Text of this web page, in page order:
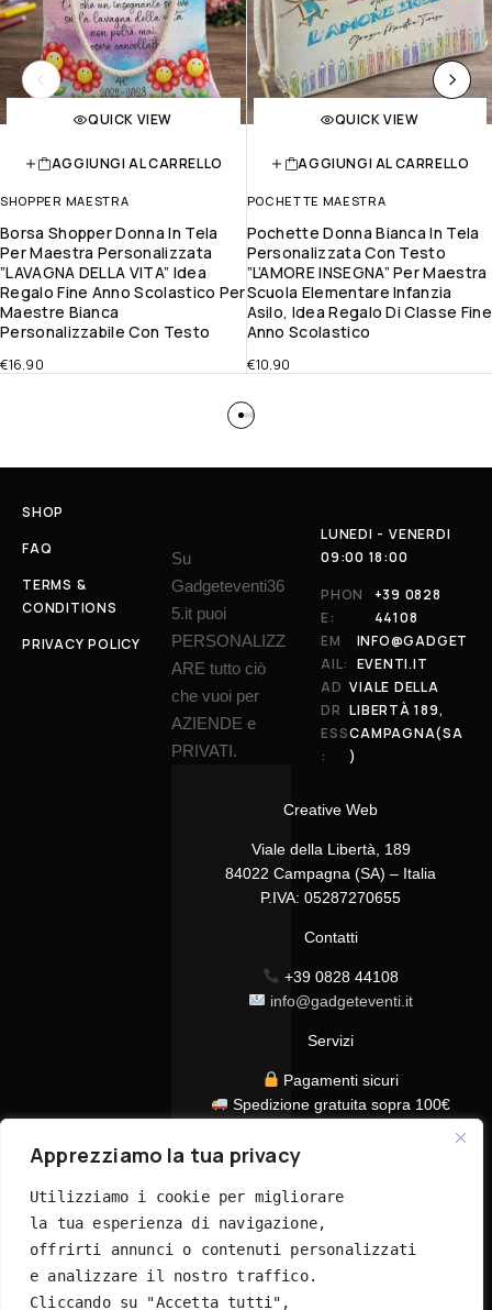
Apprezziamo la tua privacy
Utilizziamo i cookie per migliorare
la tua esperienza di navigazione,
offrirti annunci o contenuti personalizzati
e analizzare il nostro traffico.
Cliccando su "Accetta tutti",
QUICK VIEW
AGGIUNGI AL CARRELLO
SHOPPER MAESTRA
Borsa Shopper Donna In Tela
Per Maestra Personalizzata
”LAVAGNA DELLA VITA” Idea
Regalo Fine Anno Scolastico Per
Maestre Bianca
Personalizzabile Con Testo
€16.90
QUICK VIEW
AGGIUNGI AL CARRELLO
POCHETTE MAESTRA
Pochette Donna Bianca In Tela
Personalizzata Con Testo
”L’AMORE INSEGNA” Per Maestra
Scuola Elementare Infanzia
Asilo, Idea Regalo Di Classe Fine
Anno Scolastico
€10.90
SHOP
FAQ
TERMS &
CONDITIONS
PRIVACY POLICY
Su
Gadgeteventi36
5.it puoi
PERSONALIZZ
ARE tutto ciò
che vuoi per
AZIENDE e
PRIVATI.
Creative Web
Viale della Libertà, 189
84022 Campagna (SA) – Italia
P.IVA: 05287270655
Contatti
+39 0828 44108
info@gadgeteventi.it
Servizi
Pagamenti sicuri
Spedizione gratuita sopra 100€
Assistenza clienti dedicata
LUNEDI - VENERDI
09:00 18:00
PHON
E:
+39 0828
44108
EM
AIL:
INFO@GADGET
EVENTI.IT
AD
DR
ESS
:
VIALE DELLA
LIBERTÀ 189,
CAMPAGNA(SA
)